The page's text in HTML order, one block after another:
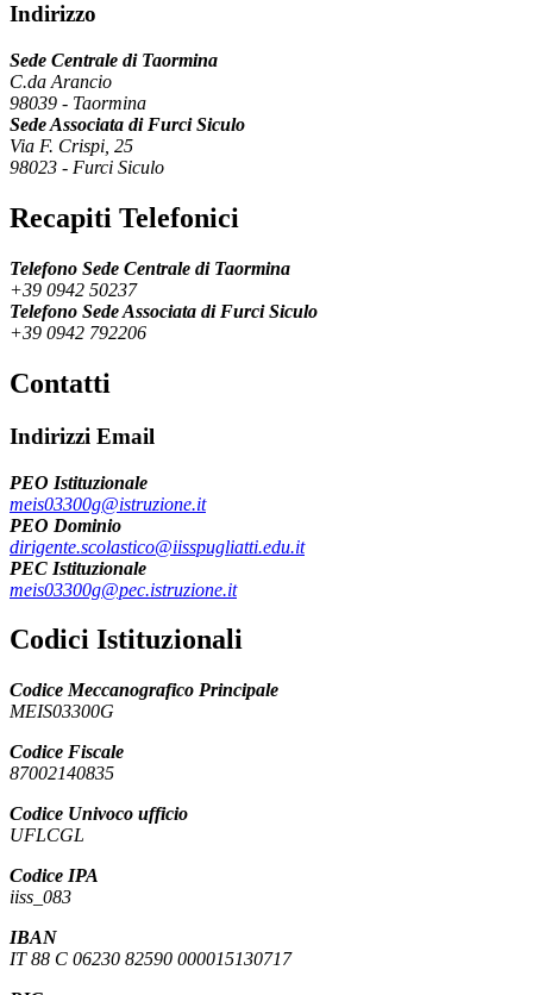
Indirizzo
Sede Centrale di Taormina
C.da Arancio
98039 - Taormina
Sede Associata di Furci Siculo
Via F. Crispi, 25
98023 - Furci Siculo
Recapiti Telefonici
Telefono Sede Centrale di Taormina
+39 0942 50237
Telefono Sede Associata di Furci Siculo
+39 0942 792206
Contatti
Indirizzi Email
PEO Istituzionale
meis03300g@istruzione.it
PEO Dominio
dirigente.scolastico@iisspugliatti.edu.it
PEC Istituzionale
meis03300g@pec.istruzione.it
Codici Istituzionali
Codice Meccanografico Principale
MEIS03300G
Codice Fiscale
87002140835
Codice Univoco ufficio
UFLCGL
Codice IPA
iiss_083
IBAN
IT 88 C 06230 82590 000015130717